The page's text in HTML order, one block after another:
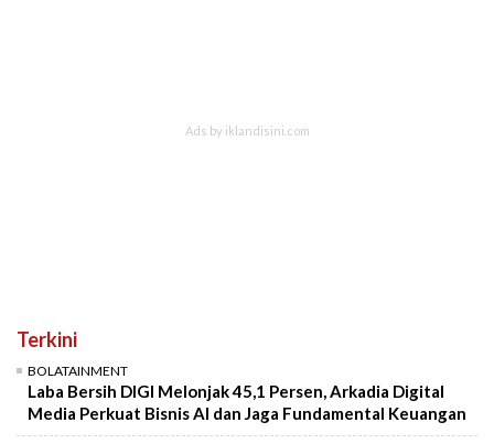
Terkini
BOLATAINMENT
Laba Bersih DIGI Melonjak 45,1 Persen, Arkadia Digital
Media Perkuat Bisnis AI dan Jaga Fundamental Keuangan